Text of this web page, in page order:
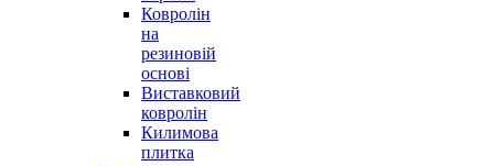
Ковролін
на
резиновій
основі
Виставковий
ковролін
Килимова
плитка